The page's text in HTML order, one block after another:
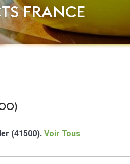
FRANCE
(41500). Voir Tous